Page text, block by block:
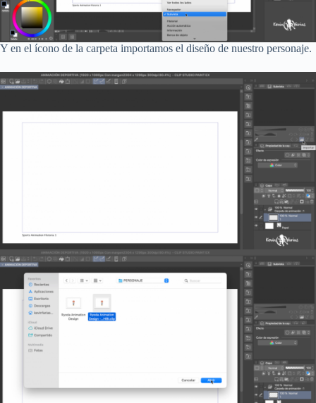
Y en el ícono de la carpeta importamos el diseño de nuestro personaje.